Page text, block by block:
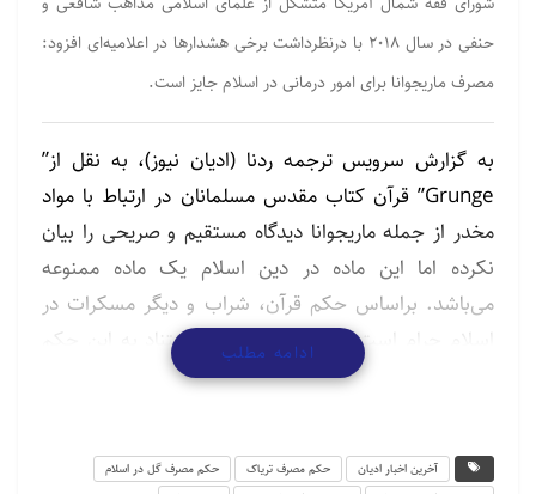
حنفی در سال ۲۰۱۸ با درنظرداشت برخی هشدارها در اعلامیه‌ای افزود:
مصرف ماریجوانا برای امور درمانی در اسلام جایز است.
به گزارش سرویس ترجمه ردنا (ادیان نیوز)، به نقل از”
Grunge” قرآن کتاب مقدس مسلمانان در ارتباط با مواد
مخدر از جمله ماریجوانا دیدگاه مستقیم و صریحی را بیان
نکرده اما این ماده در دین اسلام یک ماده ممنوعه
می‌باشد. براساس حکم قرآن، شراب و دیگر مسکرات در
اسلام حرام است و علمای اسلامی با استناد به این حکم
مصرف ماریجوانا را نیز حرام می‌دانند.
اسلامی نشان می‌دهد مسلمانان فارسی زبان و مسلمانان
ادامه مطلب
آخرین اخبار ادیان حکم مصرف تریاک
حکم مصرف گل در اسلام